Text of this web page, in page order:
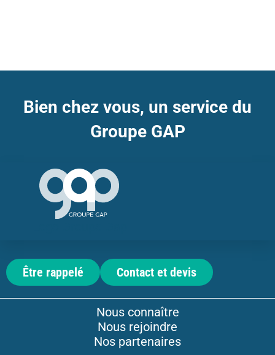
Bien chez vous, un service du
Groupe GAP
Être rappelé Contact et devis
Nous connaître
Nous rejoindre
Nos partenaires